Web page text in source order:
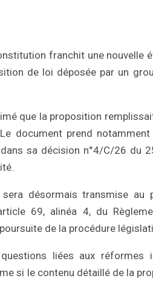
franchit une nouvelle
de loi déposée par un
que la proposition
document prend
sa décision n°4/C/26 du
désormais transmise au
69, alinéa 4, du
de la procédure
liées aux réformes
si le contenu détaillé de la